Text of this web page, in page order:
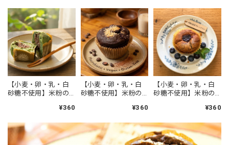
【小麦・卵・乳・白
砂糖不使用】米粉の
あん入り） アーモン
対応 グルテンフリー
ヴィーガン
¥360
【小麦・卵・乳・白
砂糖不使用】米粉の
モンド粉使用 アレル
リー ヴィーガン
¥360
【小麦・卵・乳・白
砂糖不使用】米粉の
ン アーモンド粉使用
テンフリー ヴィーガ
ン
¥360